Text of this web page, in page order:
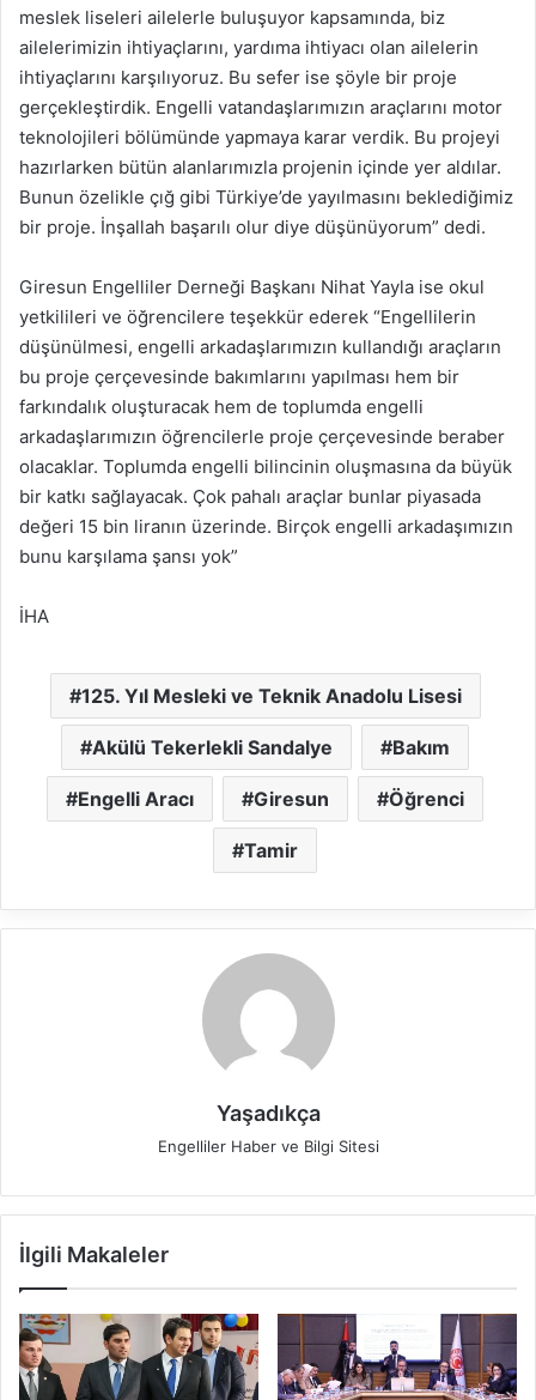
meslek liseleri ailelerle buluşuyor kapsamında, biz
ailelerimizin ihtiyaçlarını, yardıma ihtiyacı olan ailelerin
ihtiyaçlarını karşılıyoruz. Bu sefer ise şöyle bir proje
gerçekleştirdik. Engelli vatandaşlarımızın araçlarını motor
teknolojileri bölümünde yapmaya karar verdik. Bu projeyi
hazırlarken bütün alanlarımızla projenin içinde yer aldılar.
Bunun özelikle çığ gibi Türkiye’de yayılmasını beklediğimiz
bir proje. İnşallah başarılı olur diye düşünüyorum” dedi.
Giresun Engelliler Derneği Başkanı Nihat Yayla ise okul
yetkilileri ve öğrencilere teşekkür ederek “Engellilerin
düşünülmesi, engelli arkadaşlarımızın kullandığı araçların
bu proje çerçevesinde bakımlarını yapılması hem bir
farkındalık oluşturacak hem de toplumda engelli
arkadaşlarımızın öğrencilerle proje çerçevesinde beraber
olacaklar. Toplumda engelli bilincinin oluşmasına da büyük
bir katkı sağlayacak. Çok pahalı araçlar bunlar piyasada
değeri 15 bin liranın üzerinde. Birçok engelli arkadaşımızın
bunu karşılama şansı yok”
İHA
125. Yıl Mesleki ve Teknik Anadolu Lisesi
Akülü Tekerlekli Sandalye Bakım
Engelli Aracı Giresun Öğrenci
Tamir
Yaşadıkça
Engelliler Haber ve Bilgi Sitesi
İlgili Makaleler